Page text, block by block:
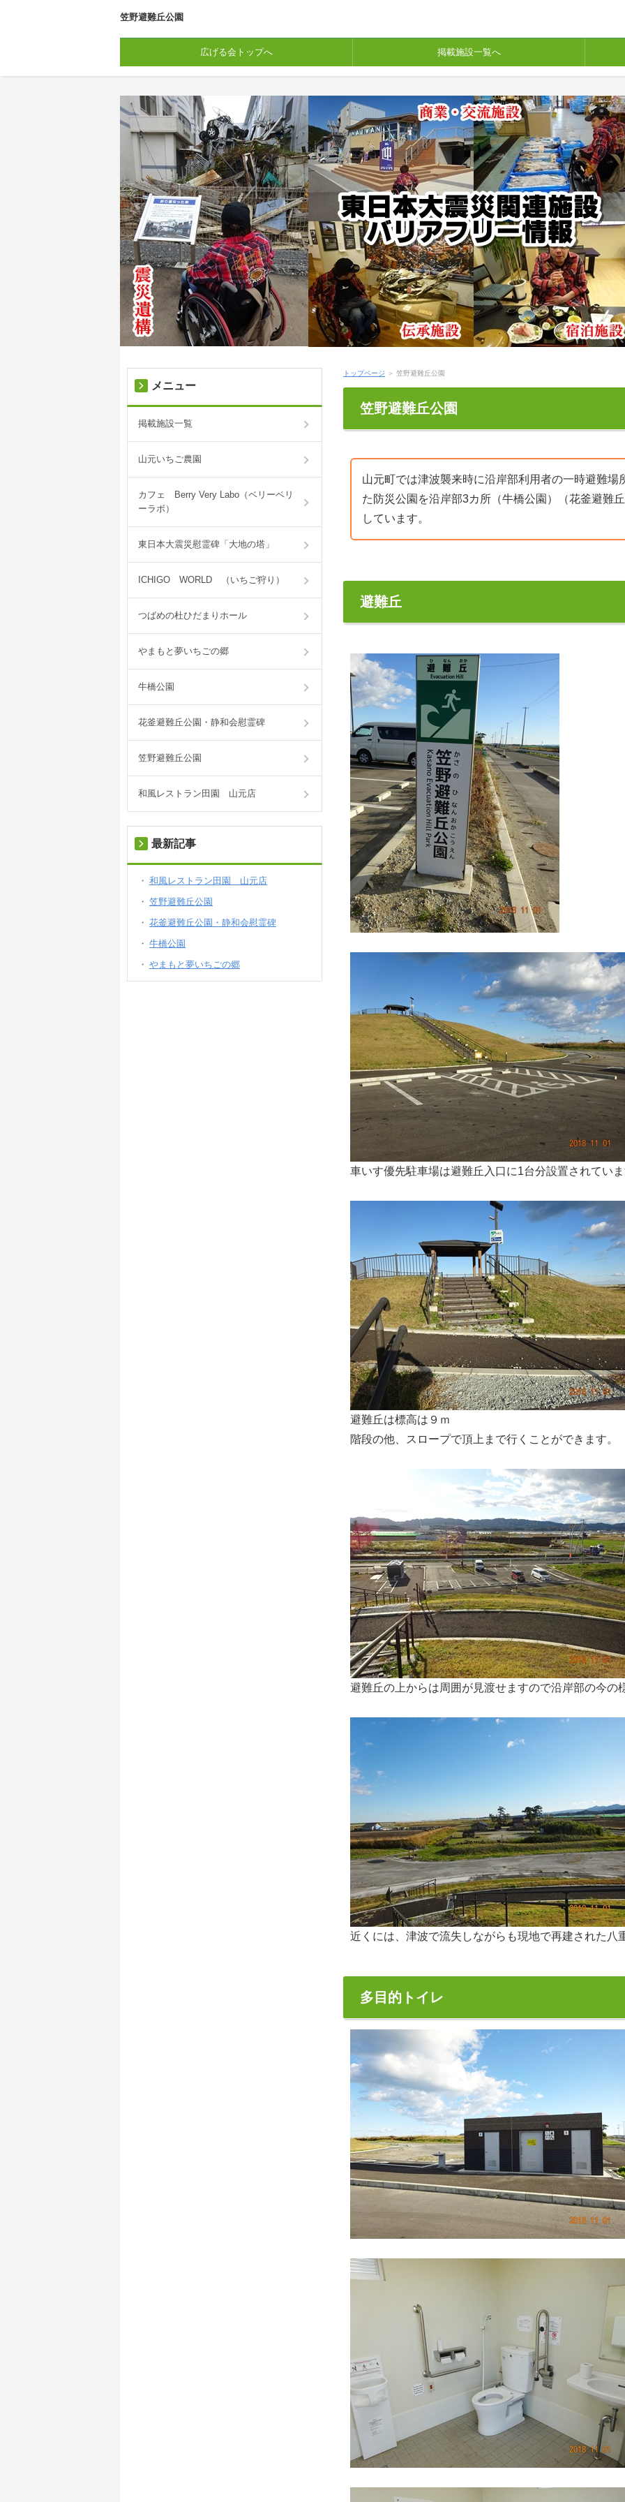
笠野避難丘公園
広げる会トップへ 掲載施設一覧へ
トップページ ＞ 笠野避難丘公園
笠野避難丘公園
山元町では津波襲来時に沿岸部利用者の一時避難場
た防災公園を沿岸部3カ所（牛橋公園）（花釜避難
しています。
避難丘
車いす優先駐車場は避難丘入口に1台分設置されてい
避難丘は標高は９ｍ
階段の他、スロープで頂上まで行くことができます。
避難丘の上からは周囲が見渡せますので沿岸部の今の
近くには、津波で流失しながらも現地で再建された八
多目的トイレ
メニュー
掲載施設一覧
山元いちご農園
カフェ Berry Very Labo（ベリーベリ
ーラボ）
東日本大震災慰霊碑「大地の塔」
ICHIGO WORLD （いちご狩り）
つばめの杜ひだまりホール
やまもと夢いちごの郷
牛橋公園
花釜避難丘公園・静和会慰霊碑
笠野避難丘公園
和風レストラン田園 山元店
最新記事
和風レストラン田園 山元店
笠野避難丘公園
花釜避難丘公園・静和会慰霊碑
牛橋公園
やまもと夢いちごの郷